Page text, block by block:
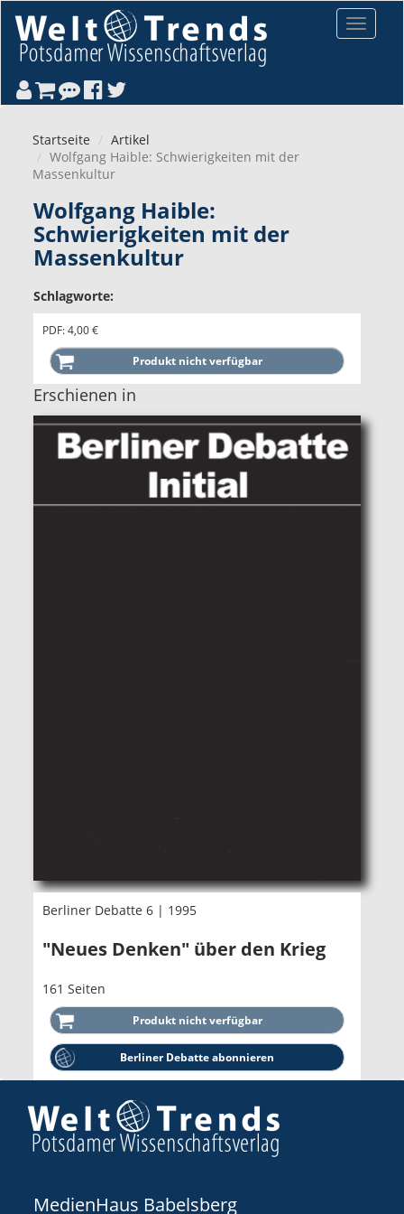
Toggle
Startseite
Artikel
Wolfgang Haible: Schwierigkeiten mit der
Massenkultur
Wolfgang Haible:
Schwierigkeiten mit der
Massenkultur
Schlagworte:
PDF: 4,00 €
Erschienen in
Berliner Debatte 6 | 1995
"Neues Denken" über den Krieg
161 Seiten
Berliner Debatte abonnieren
MedienHaus Babelsberg